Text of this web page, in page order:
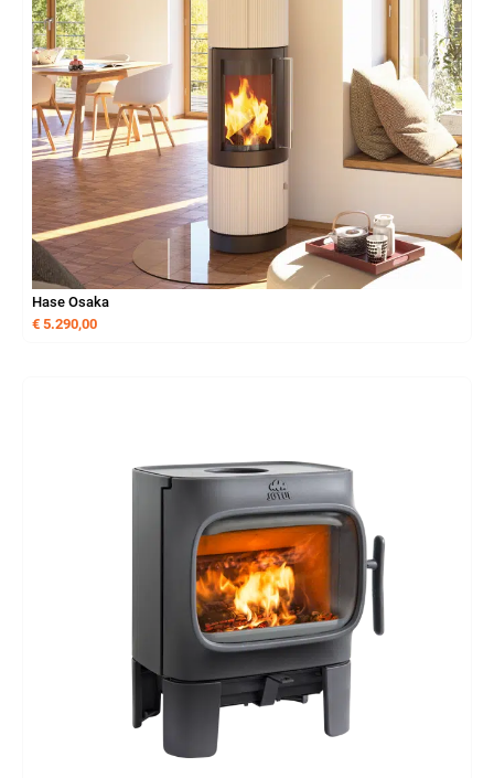
Hase Osaka
€ 5.290,00